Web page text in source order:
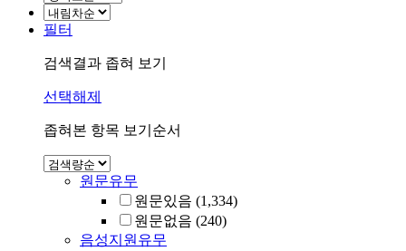
필터
검색결과 좁혀 보기
선택해제
좁혀본 항목 보기순서
원문유무
원문있음 (1,334)
원문없음 (240)
음성지원유무